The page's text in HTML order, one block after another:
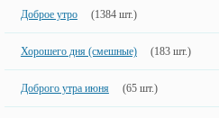
Доброе утро (1384 шт.)
Хорошего дня (смешные) (183 шт.)
Доброго утра июня (65 шт.)